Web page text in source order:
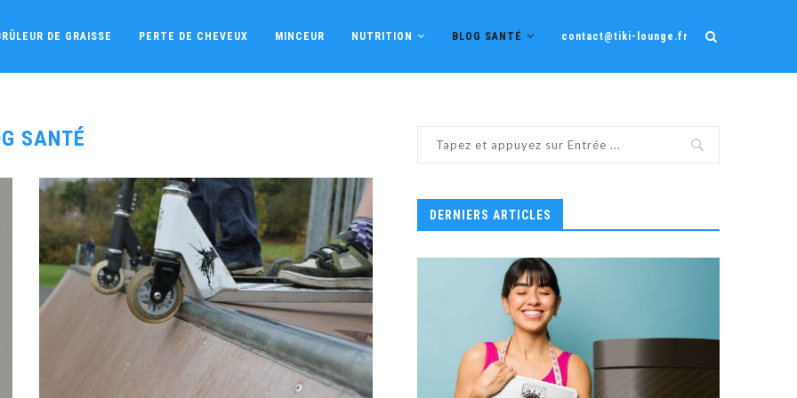
DE GRAISSE PERTE DE CHEVEUX MINCEUR NUTRITION BLOG SANTÉ contact@tiki-lounge.fr
SANTÉ
DERNIERS ARTICLES